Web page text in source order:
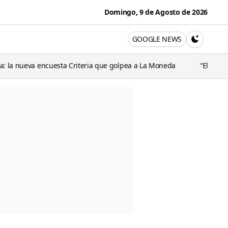
Domingo, 9 de Agosto de 2026
GOOGLE NEWS
CAMBIA A
Criteria que golpea a La Moneda
“El Gobierno chileno